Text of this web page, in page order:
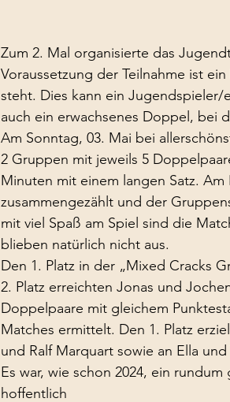
Zum 2. Mal organisierte das
Voraussetzung der Teilnahme ist
steht. Dies kann ein
auch ein erwachsenes Doppel, bei
Am Sonntag, 03. Mai bei
2 Gruppen mit jeweils 5
Minuten mit einem langen Satz.
zusammengezählt und der
mit viel Spaß am Spiel sind die
blieben natürlich nicht aus.
Den 1. Platz in der „Mixed Cracks
2. Platz erreichten Jonas und
Doppelpaare mit gleichem
Matches ermittelt. Den 1. Platz
und Ralf Marquart sowie an Ella
Es war, wie schon 2024, ein
hoffentlich